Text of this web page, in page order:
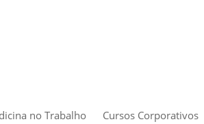
no Trabalho Cursos Corporativos